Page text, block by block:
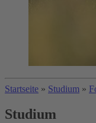
Startseite » Studium »
Studium